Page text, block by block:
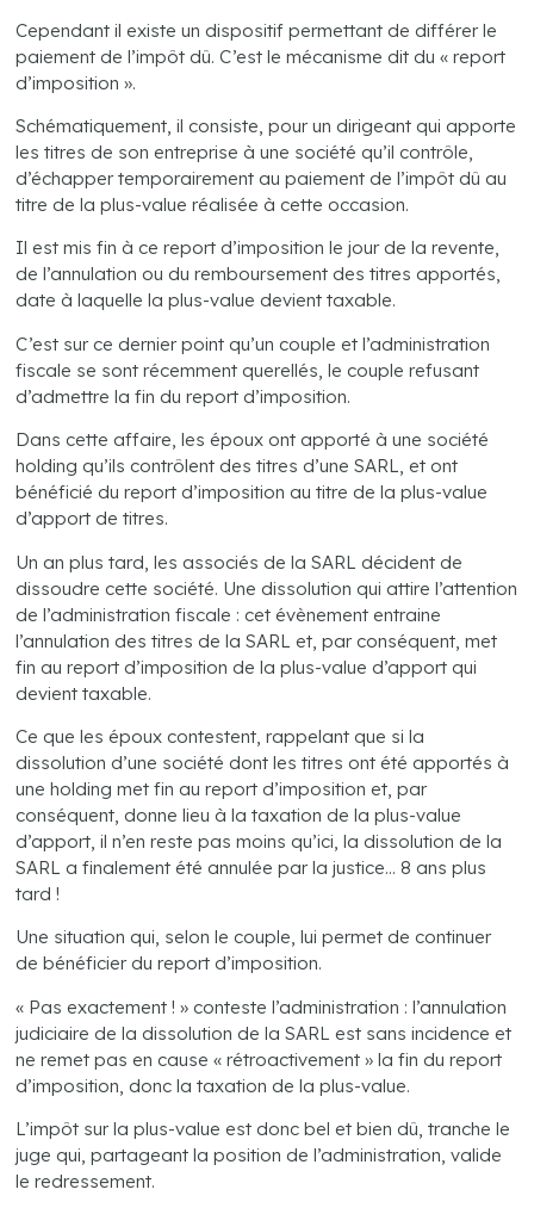
Cependant il existe un dispositif permettant de différer le
paiement de l’impôt dû. C’est le mécanisme dit du « report
d’imposition ».
Schématiquement, il consiste, pour un dirigeant qui apporte
les titres de son entreprise à une société qu’il contrôle,
d’échapper temporairement au paiement de l’impôt dû au
titre de la plus-value réalisée à cette occasion.
Il est mis fin à ce report d’imposition le jour de la revente,
de l’annulation ou du remboursement des titres apportés,
date à laquelle la plus-value devient taxable.
C’est sur ce dernier point qu’un couple et l’administration
fiscale se sont récemment querellés, le couple refusant
d’admettre la fin du report d’imposition.
Dans cette affaire, les époux ont apporté à une société
holding qu’ils contrôlent des titres d’une SARL, et ont
bénéficié du report d’imposition au titre de la plus-value
d’apport de titres.
Un an plus tard, les associés de la SARL décident de
dissoudre cette société. Une dissolution qui attire l’attention
de l’administration fiscale : cet évènement entraine
l’annulation des titres de la SARL et, par conséquent, met
fin au report d’imposition de la plus-value d’apport qui
devient taxable.
Ce que les époux contestent, rappelant que si la
dissolution d’une société dont les titres ont été apportés à
une holding met fin au report d’imposition et, par
conséquent, donne lieu à la taxation de la plus-value
d’apport, il n’en reste pas moins qu’ici, la dissolution de la
SARL a finalement été annulée par la justice… 8 ans plus
tard !
Une situation qui, selon le couple, lui permet de continuer
de bénéficier du report d’imposition.
« Pas exactement ! » conteste l’administration : l’annulation
judiciaire de la dissolution de la SARL est sans incidence et
ne remet pas en cause « rétroactivement » la fin du report
d’imposition, donc la taxation de la plus-value.
L’impôt sur la plus-value est donc bel et bien dû, tranche le
juge qui, partageant la position de l’administration, valide
le redressement.